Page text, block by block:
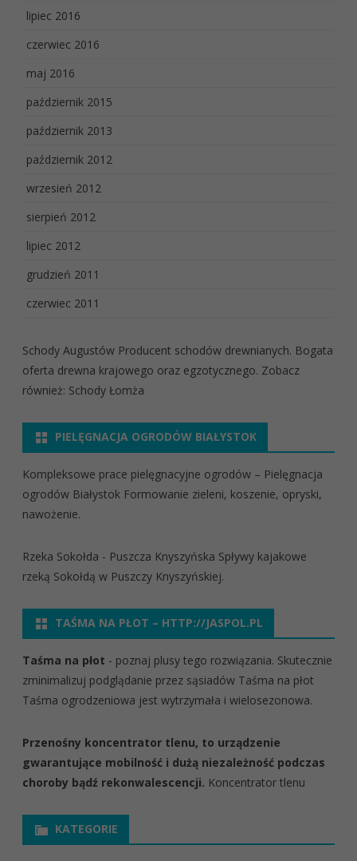
lipiec 2016
czerwiec 2016
maj 2016
październik 2015
październik 2013
październik 2012
wrzesień 2012
sierpień 2012
lipiec 2012
grudzień 2011
czerwiec 2011
Schody Augustów Producent schodów drewnianych. Bogata
oferta drewna krajowego oraz egzotycznego. Zobacz
również: Schody Łomża
PIELĘGNACJA OGRODÓW BIAŁYSTOK
Kompleksowe prace pielęgnacyjne ogrodów – Pielęgnacja
ogrodów Białystok Formowanie zieleni, koszenie, opryski,
nawożenie.
Rzeka Sokołda - Puszcza Knyszyńska Spływy kajakowe
rzeką Sokołdą w Puszczy Knyszyńskiej.
TAŚMA NA PŁOT – HTTP://JASPOL.PL
Taśma na płot - poznaj plusy tego rozwiązania. Skutecznie
zminimalizuj podglądanie przez sąsiadów Taśma na płot
Taśma ogrodzeniowa jest wytrzymała i wielosezonowa.
Przenośny koncentrator tlenu, to urządzenie
gwarantujące mobilność i dużą niezależność podczas
choroby bądź rekonwalescencji. Koncentrator tlenu
KATEGORIE